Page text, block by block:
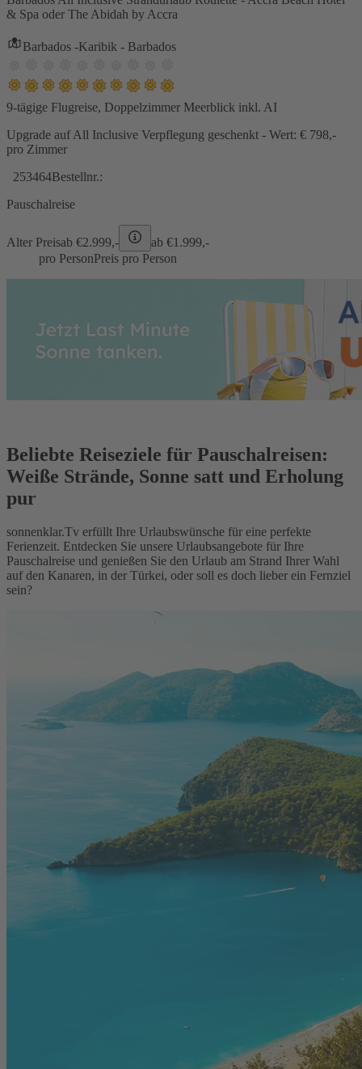
& Spa oder The Abidah by Accra
Barbados -Karibik - Barbados
9-tägige Flugreise, Doppelzimmer Meerblick inkl. AI
Upgrade auf All Inclusive Verpflegung geschenkt - Wert: € 798,-
pro Zimmer
253464Bestellnr.:
Pauschalreise
Alter Preisab €2.999,- ab €1.999,-
pro PersonPreis pro Person
Beliebte Reiseziele für Pauschalreisen:
Weiße Strände, Sonne satt und Erholung
pur
sonnenklar.Tv erfüllt Ihre Urlaubswünsche für eine perfekte
Ferienzeit. Entdecken Sie unsere Urlaubsangebote für Ihre
Pauschalreise und genießen Sie den Urlaub am Strand Ihrer Wahl
auf den Kanaren, in der Türkei, oder soll es doch lieber ein Fernziel
sein?